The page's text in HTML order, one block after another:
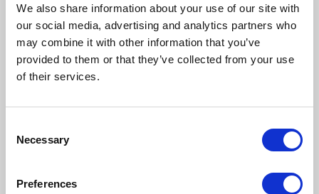
We also share information about your use of our site with
our social media, advertising and analytics partners who
may combine it with other information that you’ve
provided to them or that they’ve collected from your use
of their services.
Selection
Necessary
Preferences
Nie ma tutaj jeszcze żadnego
komentarza, bądź pierwszy!